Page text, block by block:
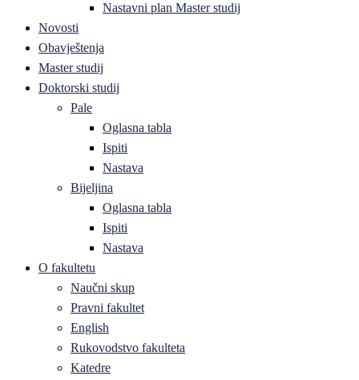
Nastavni plan Master studij
Novosti
Obavještenja
Master studij
Doktorski studij
Pale
Oglasna tabla
Ispiti
Nastava
Bijeljina
Oglasna tabla
Ispiti
Nastava
O fakultetu
Naučni skup
Pravni fakultet
English
Rukovodstvo fakulteta
Katedre